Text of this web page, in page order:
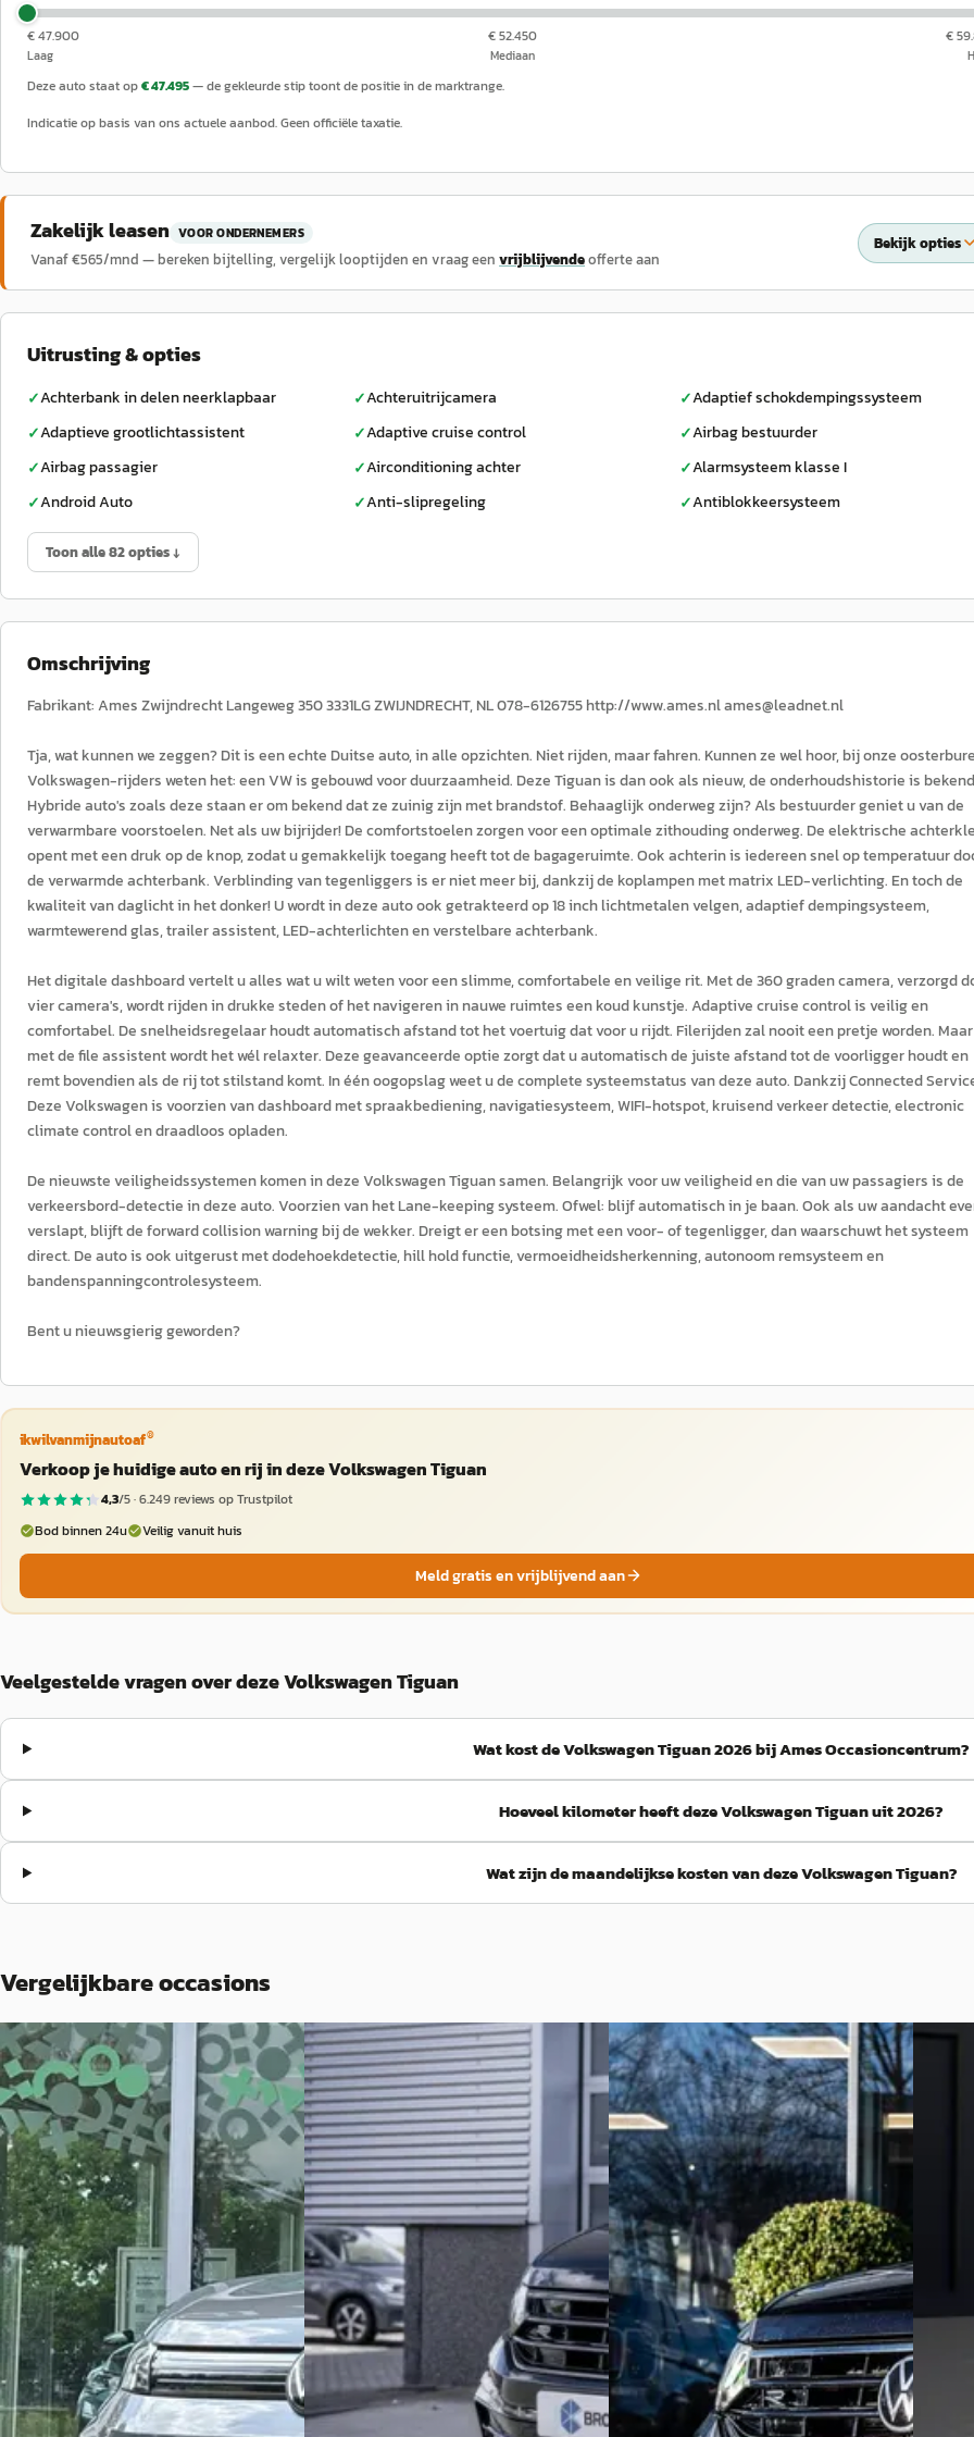
€ 47.900
Laag
€ 52.450
Mediaan
€
Deze auto staat op€ 47.495— de gekleurde stip toont de positie in de marktrange.
Indicatie op basis van ons actuele aanbod. Geen officiële taxatie.
Zakelijk leasen VOOR ONDERNEMERS
Vanaf €565/mnd — bereken bijtelling, vergelijk looptijden en vraag een vrijblijvendeofferte aan
Bekijk opties
Uitrusting & opties
✓Achterbank in delen neerklapbaar ✓Achteruitrijcamera ✓Adaptief schokdempingssysteem
✓Adaptieve grootlichtassistent ✓Adaptive cruise control ✓Airbag bestuurder
✓Airbag passagier ✓Airconditioning achter ✓Alarmsysteem klasse I
✓Android Auto ✓Anti-slipregeling ✓Antiblokkeersysteem
Toon alle 82 opties ↓
Omschrijving
Fabrikant: Ames Zwijndrecht Langeweg 350 3331LG ZWIJNDRECHT, NL 078-6126755 http://www.ames.nl ames@leadnet.nl
Tja, wat kunnen we zeggen? Dit is een echte Duitse auto, in alle opzichten. Niet rijden, maar fahren. Kunnen ze wel hoor, bij onze
Volkswagen-rijders weten het: een VW is gebouwd voor duurzaamheid. Deze Tiguan is dan ook als nieuw, de onderhoudshistorie is
Hybride auto's zoals deze staan er om bekend dat ze zuinig zijn met brandstof. Behaaglijk onderweg zijn? Als bestuurder geniet u van de
verwarmbare voorstoelen. Net als uw bijrijder! De comfortstoelen zorgen voor een optimale zithouding onderweg. De elektrische
opent met een druk op de knop, zodat u gemakkelijk toegang heeft tot de bagageruimte. Ook achterin is iedereen snel op temperatuur
de verwarmde achterbank. Verblinding van tegenliggers is er niet meer bij, dankzij de koplampen met matrix LED-verlichting. En toch de
kwaliteit van daglicht in het donker! U wordt in deze auto ook getrakteerd op 18 inch lichtmetalen velgen, adaptief dempingsysteem,
warmtewerend glas, trailer assistent, LED-achterlichten en verstelbare achterbank.
Het digitale dashboard vertelt u alles wat u wilt weten voor een slimme, comfortabele en veilige rit. Met de 360 graden camera, verzorgd
vier camera's, wordt rijden in drukke steden of het navigeren in nauwe ruimtes een koud kunstje. Adaptive cruise control is veilig en
comfortabel. De snelheidsregelaar houdt automatisch afstand tot het voertuig dat voor u rijdt. Filerijden zal nooit een pretje worden. Maar
met de file assistent wordt het wél relaxter. Deze geavanceerde optie zorgt dat u automatisch de juiste afstand tot de voorligger houdt en
remt bovendien als de rij tot stilstand komt. In één oogopslag weet u de complete systeemstatus van deze auto. Dankzij Connected
Deze Volkswagen is voorzien van dashboard met spraakbediening, navigatiesysteem, WIFI-hotspot, kruisend verkeer detectie, electronic
climate control en draadloos opladen.
De nieuwste veiligheidssystemen komen in deze Volkswagen Tiguan samen. Belangrijk voor uw veiligheid en die van uw passagiers is de
verkeersbord-detectie in deze auto. Voorzien van het Lane-keeping systeem. Ofwel: blijf automatisch in je baan. Ook als uw aandacht
verslapt, blijft de forward collision warning bij de wekker. Dreigt er een botsing met een voor- of tegenligger, dan waarschuwt het systeem
direct. De auto is ook uitgerust met dodehoekdetectie, hill hold functie, vermoeidheidsherkenning, autonoom remsysteem en
bandenspanningcontrolesysteem.
Bent u nieuwsgierig geworden?
ikwilvanmijnautoaf®
Verkoop je huidige auto en rij in deze Volkswagen Tiguan
4,3/5 ·6.249reviews op Trustpilot
Bod binnen 24u
Veilig vanuit huis
Meld gratis en vrijblijvend aan
Veelgestelde vragen over deze Volkswagen Tiguan
Wat kost de Volkswagen Tiguan 2026 bij Ames Occasioncentrum?
Hoeveel kilometer heeft deze Volkswagen Tiguan uit 2026?
Wat zijn de maandelijkse kosten van deze Volkswagen Tiguan?
Vergelijkbare occasions
Volkswagen Tiguan ·2025
1.5 eHybrid Life Edition
€ 43.500
v.a. € 922/mnd
Boven markt
2025 · 8122 km · Plug-in hybride ·
Automaat
Bochane Harderwijk· Apeldoorn
4,6(989)
Bekijk aanbieding →
Vergelijk
Volkswagen Tiguan·2023
1.5 TSI R-Line
€ 36.900
v.a. € 782/mnd
Marktconform
2023 · 64.986 km · Benzine · Automaat
Broekhuis Volkswagen Zwaag 4,0(355)
Bekijk aanbieding →
Volkswagen Tiguan·2021
€ 39.900
v.a. € 846/mnd
Boven markt
2021 · 129.308 km · Benzine · Automaat
https://rijkstaete.nl/· Almere
Bekijk aanbieding →
Vergelijk
Nieuw
v.a. €
2025
Pon